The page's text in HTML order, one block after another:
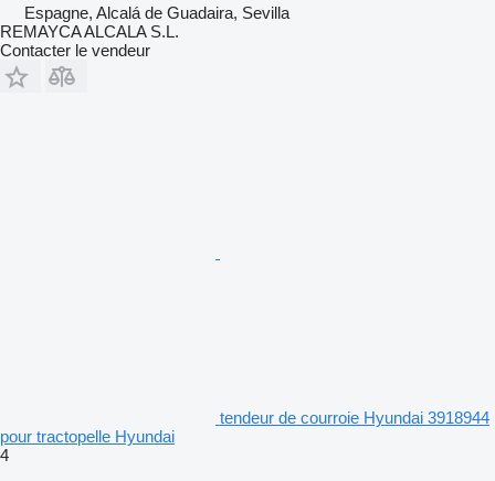
Espagne, Alcalá de Guadaira, Sevilla
REMAYCA ALCALA S.L.
Contacter le vendeur
tendeur de courroie Hyundai 3918944
pour tractopelle Hyundai
4